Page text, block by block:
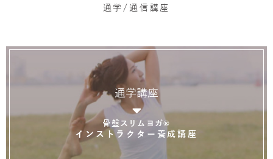
通学/通信講座
通学講座
骨盤スリムヨガ®
インストラクター養成講座